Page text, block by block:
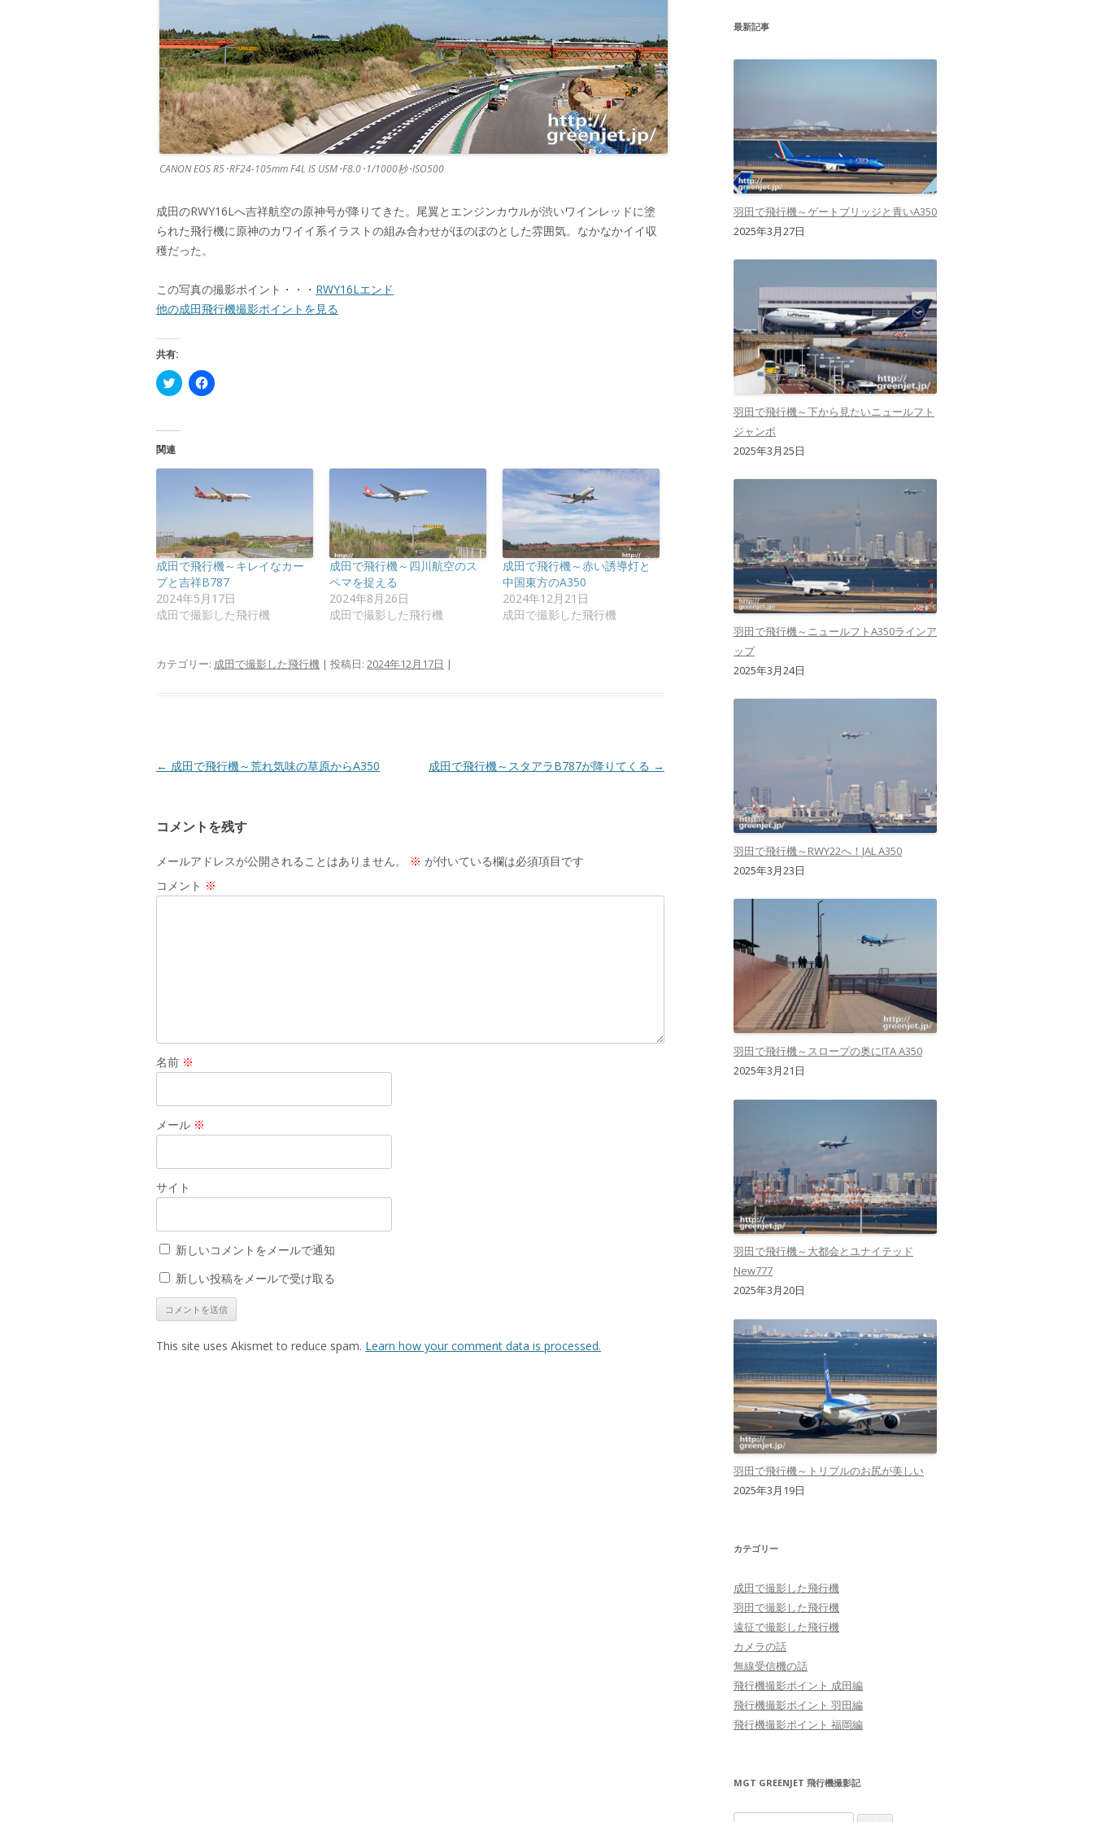
CANON EOS R5･RF24-105mm F4L IS USM･F8.0･1/1000秒･ISO500
成田のRWY16Lへ吉祥航空の原神号が降りてきた。尾翼とエンジンカウルが渋いワインレッドに塗
られた飛行機に原神のカワイイ系イラストの組み合わせがほのぼのとした雰囲気。なかなかイイ収
穫だった。
この写真の撮影ポイント・・・ RWY16Lエンド
他の成田飛行機撮影ポイントを見る
共有:
ク
リ
て
i
有
(
新
し
い
ウ
ィ
ン
ド
開
き
F
a
で
有
す
ク
リ
ッ
ク
し
て
く
だ
さ
し
き
ま
関連
成田で飛行機～キレイなカー
ブと吉祥B787
2024年5月17日
成田で撮影した飛行機
成田で飛行機～四川航空のス
ペマを捉える
2024年8月26日
成田で撮影した飛行機
成田で飛行機～赤い誘導灯と
中国東方のA350
2024年12月21日
成田で撮影した飛行機
カテゴリー: 成田で撮影した飛行機 | 投稿日: 2024年12月17日 |
投
ビ
ゲ
ー
← 成田で飛行機～荒れ気味の草原からA350 成田で飛行機～スタアラB787が降りてくる →
コメントを残す
メールアドレスが公開されることはありません。 ※ が付いている欄は必須項目です
コメント ※
名前 ※
メール ※
サイト
新しいコメントをメールで通知
新しい投稿をメールで受け取る
This site uses Akismet to reduce spam. Learn how your comment data is processed.
最新記事
羽田で飛行機～ゲートブリッジと青いA350
2025年3月27日
羽田で飛行機～下から見たいニュールフト
ジャンボ
2025年3月25日
羽田で飛行機～ニュールフトA350ラインア
ップ
2025年3月24日
羽田で飛行機～RWY22へ！JAL A350
2025年3月23日
羽田で飛行機～スロープの奥にITA A350
2025年3月21日
羽田で飛行機～大都会とユナイテッド
New777
2025年3月20日
羽田で飛行機～トリプルのお尻が美しい
2025年3月19日
カテゴリー
成田で撮影した飛行機
羽田で撮影した飛行機
遠征で撮影した飛行機
カメラの話
無線受信機の話
飛行機撮影ポイント 成田編
飛行機撮影ポイント 羽田編
飛行機撮影ポイント 福岡編
MGT GREENJET 飛行機撮影記